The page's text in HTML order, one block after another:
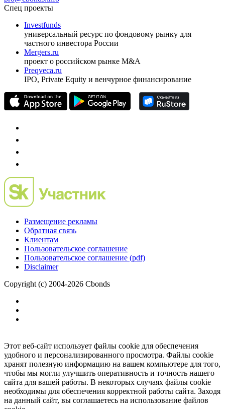
оформить подписку
pro@cbonds.info
Спец проекты
Investfunds
универсальный ресурс по фондовому рынку для
частного инвестора России
проект о российском рынке M&A
Preqveca.ru
Размещение рекламы
Обратная связь
Пользовательское соглашение
Copyright (c) 2004-2026 Cbonds
Этот веб-сайт использует файлы cookie для обеспечения
удобного и персонализированного просмотра. Файлы cookie
хранят полезную информацию на вашем компьютере для того,